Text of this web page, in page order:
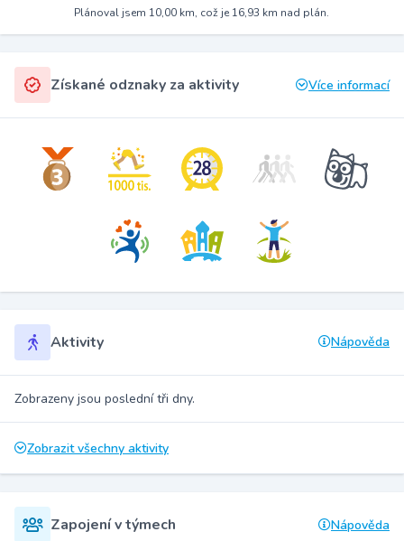
Plánoval jsem 10,00 km, což je 16,93 km nad plán.
Získané odznaky za aktivity Více informací
Aktivity Nápověda
Zobrazeny jsou poslední tři dny.
Zobrazit všechny aktivity
Zapojení v týmech Nápověda